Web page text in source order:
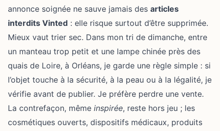
annonce soignée ne sauve jamais des articles
interdits Vinted : elle risque surtout d’être supprimée.
Mieux vaut trier sec. Dans mon tri de dimanche, entre
un manteau trop petit et une lampe chinée près des
quais de Loire, à Orléans, je garde une règle simple : si
l’objet touche à la sécurité, à la peau ou à la légalité, je
vérifie avant de publier. Je préfère perdre une vente.
La contrefaçon, même inspirée, reste hors jeu ; les
cosmétiques ouverts, dispositifs médicaux, produits